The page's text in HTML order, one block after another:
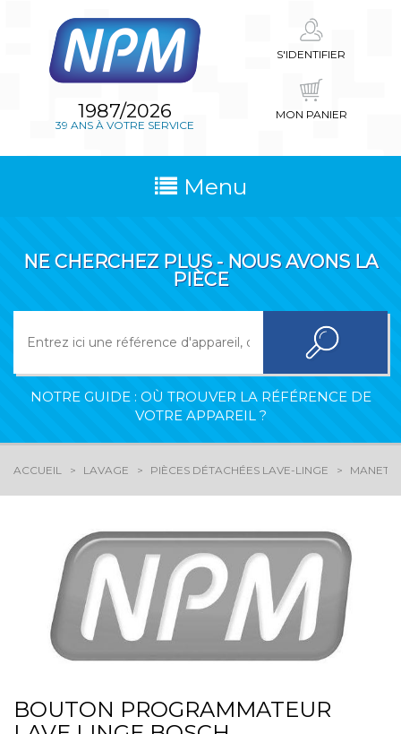
1987/2026
39 ANS À VOTRE SERVICE
S'IDENTIFIER
MON PANIER
Menu
NE CHERCHEZ PLUS - NOUS AVONS LA
PIÈCE
NOTRE GUIDE : OÙ TROUVER LA RÉFÉRENCE DE
VOTRE APPAREIL ?
ACCUEIL LAVAGE PIÈCES DÉTACHÉES LAVE-LINGE
BOUTON PROGRAMMATEUR